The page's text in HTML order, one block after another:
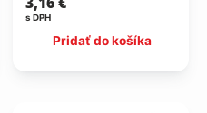
s DPH
Pridať do košíka